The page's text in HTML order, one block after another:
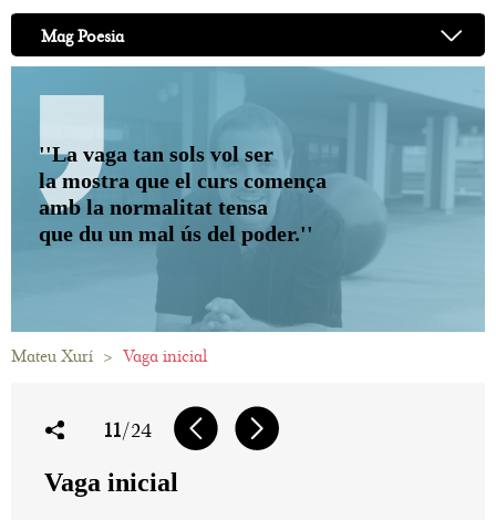
Mag Poesia
''La vaga tan sols vol ser
la mostra que el curs comença
amb la normalitat tensa
que du un mal ús del poder.''
Mateu Xurí > Vaga inicial
11/24
Vaga inicial